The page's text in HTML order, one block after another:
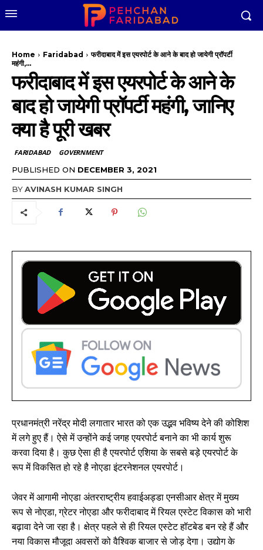
Home Faridabad
फरीदाबाद में इस एयरपोर्ट के आने के बाद हो जायेगी प्रॉपर्टी
महंगी,...
फरीदाबाद में इस एयरपोर्ट के आने के
बाद हो जायेगी प्रॉपर्टी महंगी, जानिए
क्या है पूरी खबर
FARIDABAD GOVERNMENT
PUBLISHED ON DECEMBER 3, 2021
BYAVINASH KUMAR SINGH
प्रधानमंत्री नरेंद्र मोदी लगातार भारत को एक उद्भव भविष्य देने की कोशिश
में लगे हुए हैं। ऐसे में उन्होंने कई जगह एयरपोर्ट बनाने का भी कार्य शुरू
करवा दिया है। कुछ ऐसा ही है एयरपोर्ट एशिया के सबसे बड़े एयरपोर्ट के
रूप में विकसित हो रहे है नोएडा इंटरनेशनल एयरपोर्ट।
जेवर में आगामी नोएडा अंतरराष्ट्रीय हवाईअड्डा एनसीआर क्षेत्र में मुख्य
रूप से नोएडा, ग्रेटर नोएडा और फरीदाबाद में रियल एस्टेट विकास को भारी
बढ़ावा देने जा रहा है। क्षेत्र पहले से ही रियल एस्टेट हॉटबेड बन रहे हैं और
नया विकास मौजूदा अवसरों को वैश्विक बाजार से जोड़ देगा। उद्योग के